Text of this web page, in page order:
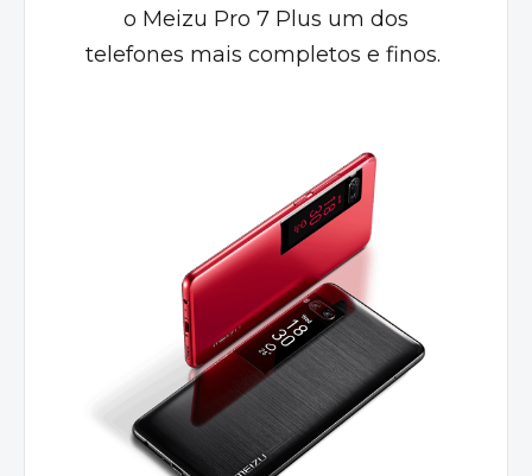
o Meizu Pro 7 Plus um dos
telefones mais completos e finos.